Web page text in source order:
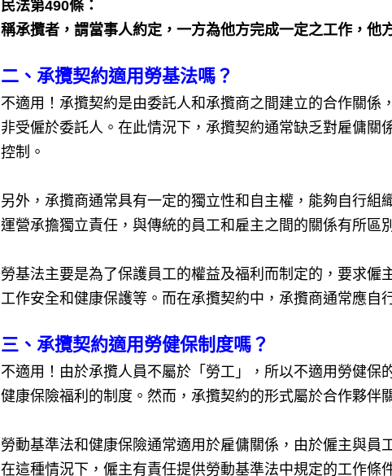
民法第490條：
稱承攬者，謂當事人約定，一方為他方完成一定之工作，他
二、承攬契約適用勞基法嗎？
不適用！承攬契約是由委託人和承攬商之間建立的合作關
非受僱於委託人。在此情況下，承攬契約通常缺乏對雇傭
控制。
另外，承攬商通常具有一定的獨立性和自主權，能夠自行
運營承擔獨立責任，與傳統的員工和雇主之間的關係有所區
勞基法主要是為了保護員工的權益及福利而制定的，要求
工作安全和健康保護等。而在承攬契約中，承攬商通常應自
三、承攬契約適用勞健保制度嗎？
不適用！由於承攬人員不屬於「勞工」，所以不適用勞健
健康保險福利的制度。然而，承攬契約的形式屬於合作夥伴
勞動基準法和健康保險通常適用於雇傭關係，由於僱主與員
在這種情況下，僱主有責任提供勞動基準法中規定的工作條